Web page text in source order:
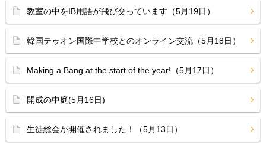
教室の中をIB用語が飛び交っています（5月19日）
韓国テゥオン国際中学校とのオンライン交流（5月18日）
Making a Bang at the start of the year!（5月17日）
開成の中庭(5月16日)
生徒総会が開催されました！（5月13日）